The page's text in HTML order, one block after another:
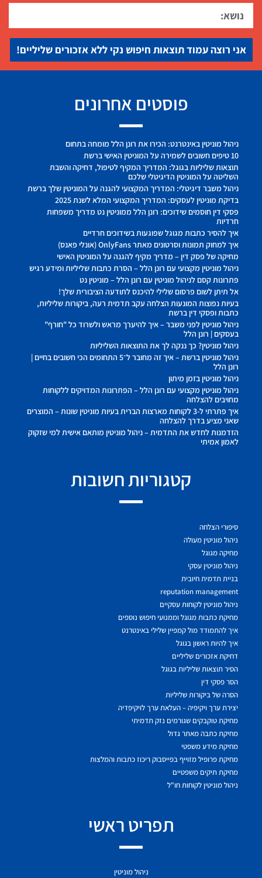
אני רוצה עמוד תוצאות חיפוש נקי ללא אזכורים שליליים!
פוסטים אחרונים
ניהול מוניטין באינטרנט: הכירו את רונן הלל מומחה בתחום
10 טיפים חשובים לשמירה על המוניטין האישי ברשת
תוצאות שליליות בגוגל: המדריך המקיף לטיפול, דחיקה והשבת
השליטה על המוניטין הדיגיטלי שלכם
ניהול משבר דיגיטלי: המדריך המקצועי להגנה על המוניטין שלך ברשת
בדיקת מוניטין לעסקים: המדריך המקצועי המלא לשנת 2025
פסקי דין חוסמים שידוכים: רונן הלל ממוניטין נט מדריך משפחות
חרדיות
איך להסיר כתבות מגוגל שפוגעות בשידוכים חרדיים
איך למחוק תמונות וסרטונים מאתר OnlyFans (אונלי פאנס)
מחיקה של פסק דין – מדריך מקיף להגנה על המוניטין האישי
ניהול מוניטין מקצועי עם רונן הלל – הסרת כתבות שליליות ומידע רגיש
פתרונות קסם לניהול מוניטין עם רונן הלל – מוניטין נט
אל תיתן לשום פרסום שלילי להיכנס לתודעה הציבורית שלך!
בעיות נפוצות המונעות הצלחה עקב תדמית רעה, ביקורות שליליות,
כתבות ופסקי דין ברשת
ניהול מוניטין לפני משבר – איך להיערך מראש ולשרוד כל "חורף"
בעסקים | רונן הלל
ניהול מוניטין? כך ננקה לך את התוצאות השליליות
ניהול מוניטין ברשת – איך זה מחובר ל־5 התחומים הכי חשובים בחיים |
רונן הלל
ניהול מוניטין בזמן מיתון
ניהול מוניטין מקצועי עם רונן הלל – הפתרונות המדויקים ללקוחות
מחויבים להצלחה
איך פתרתי ל-3 לקוחות מארצות הברית בעיות מוניטין שונות – המוצרים
שאני מציע בדרך להצלחה
הזדמנות לחדש את התדמית – ניהול מוניטין מותאם אישית למי שזקוק
לאמון אמיתי
קטגוריות חשובות
סיפורי הצלחה
ניהול מוניטין מעולה
מחיקה מגוגל
ניהול מוניטין עסקי
בניית תדמית חיובית
reputation management
ניהול מוניטין לקוחות עסקיים
מחיקת כתבות מגוגל וממנועי חיפוש נוספים
איך להתמודד מול קמפיין שלילי באינטרנט
איך להיות ראשון בגוגל
דחיקת אזכורים שליליים
הסיר תוצאות שליליות בגוגל
הסר פסקי דין
הסרה של ביקורות שליליות
יצירת ערך ויקיפיה – העלאת ערך לויקיפדיה
מחיקת טוקבקים שגורמים נזק תדמיתי
מחיקת כתבה מאתר גדול
מחיקת מידע משפטי
מחיקת פרופיל מזוייף בפייסבוק ריכוז כתבות והמלצות
מחיקת תיקים משפטיים
ניהול מוניטין לקוחות חו"ל
תפריט ראשי
ניהול מוניטין